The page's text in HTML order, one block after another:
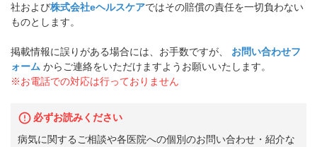
社および株式会社eヘルスケアではその賠償の責任を一切負わない
ものとします。
掲載情報に誤りがある場合には、お手数ですが、
お問い合わせフ
ォーム からご連絡をいただけますようお願いいたします。
※お電話での対応は行っておりません
必ずお読みください
病気に関するご相談や各医院への個別のお問い合わせ・紹介な